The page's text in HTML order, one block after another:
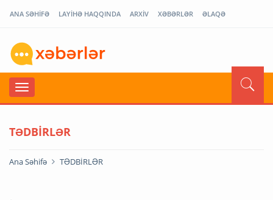
ANA SƏHİFƏ LAYİHƏ HAQQINDA ARXİV XƏBƏRLƏR ƏLAQƏ
TƏDBİRLƏR
Ana Səhifə TƏDBİRLƏR